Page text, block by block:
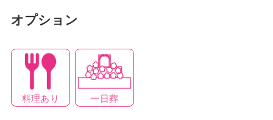
オプション
料理あり 一日葬